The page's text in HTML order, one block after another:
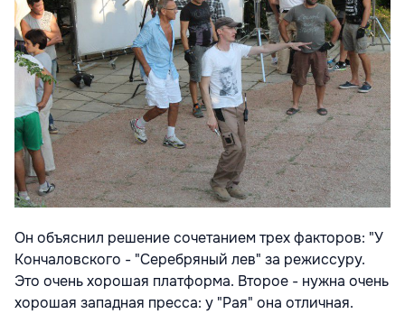
Он объяснил решение сочетанием трех факторов: "У
Кончаловского - "Серебряный лев" за режиссуру.
Это очень хорошая платформа. Второе - нужна очень
хорошая западная пресса: у "Рая" она отличная.